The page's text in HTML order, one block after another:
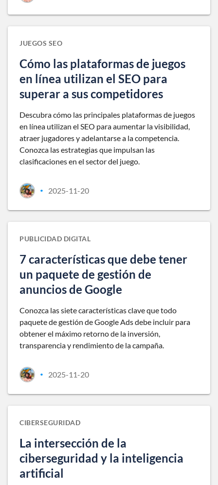
JUEGOS SEO
Cómo las plataformas de juegos
en línea utilizan el SEO para
superar a sus competidores
Descubra cómo las principales plataformas de juegos
en línea utilizan el SEO para aumentar la visibilidad,
atraer jugadores y adelantarse a la competencia.
Conozca las estrategias que impulsan las
clasificaciones en el sector del juego.
• 2025-11-20
PUBLICIDAD DIGITAL
7 características que debe tener
un paquete de gestión de
anuncios de Google
Conozca las siete características clave que todo
paquete de gestión de Google Ads debe incluir para
obtener el máximo retorno de la inversión,
transparencia y rendimiento de la campaña.
• 2025-11-20
CIBERSEGURIDAD
La intersección de la
ciberseguridad y la inteligencia
artificial